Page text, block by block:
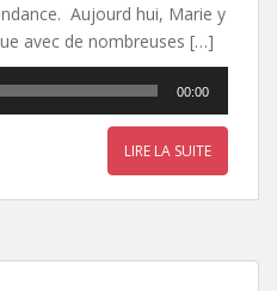
Aujourd hui, Marie y
avec de nombreuses […]
00:00
LIRE LA SUITE